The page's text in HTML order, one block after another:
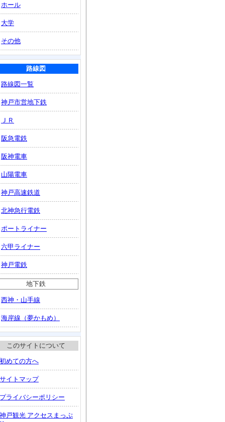
ホール
大学
その他
路線図
路線図一覧
神戸市営地下鉄
ＪＲ
阪急電鉄
阪神電車
山陽電車
神戸高速鉄道
北神急行電鉄
ポートライナー
六甲ライナー
神戸電鉄
地下鉄
西神・山手線
海岸線（夢かもめ）
このサイトについて
初めての方へ
サイトマップ
プライバシーポリシー
神戸観光 アクセスまっぷ